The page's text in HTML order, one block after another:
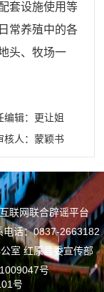
套设施使用等
常养殖中的各
头、牧场一
编辑：更让姐
核人：蒙颖书
联网联合辟谣平台
话：0837-2663182
室 红原县委宣传部
号
号